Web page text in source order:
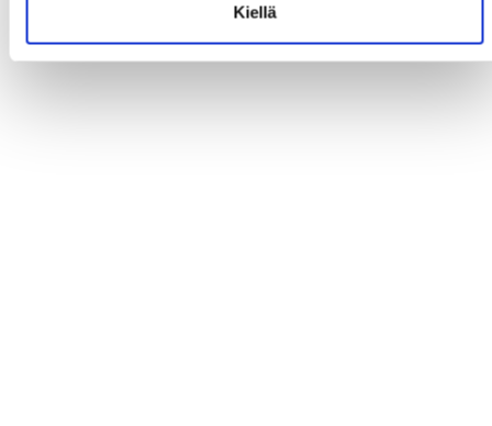
Kiellä